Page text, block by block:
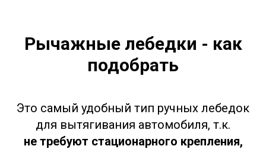
Рычажные лебедки - как
подобрать
Это самый удобный тип ручных лебедок
для вытягивания автомобиля, т.к.
не требуют стационарного крепления,